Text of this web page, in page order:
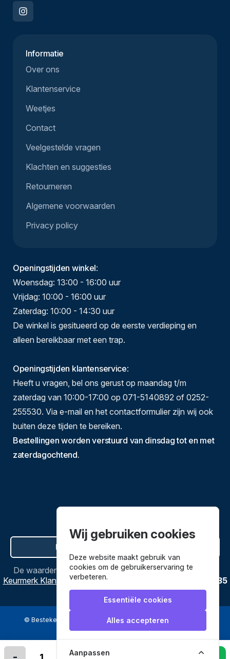
In winkelmandje leggen
Informatie
Over ons
Klantenservice
Weetjes
Contact
Veelgestelde vragen
Klachten en suggesties
Retourneren
Algemene voorwaarden
Privacy policy
Openingstijden winkel:
Woensdag: 13:00 - 16:00 uur
Vrijdag: 10:00 - 16:00 uur
Zaterdag: 10:00 - 14:30 uur
De winkel is gesitueerd op de eerste verdieping en
alleen bereikbaar met een trap.
Openingstijden klantenservice:
Heeft u vragen, bel ons gerust op maandag t/m
zaterdag van 10:00-17:00 op 071-5140892 of 0252-
255530. Via e-mail en het contactformulier zijn wij ook
buiten deze tijden te bereiken.
Bestellingen worden verstuurd van dinsdag tot en met
zaterdagochtend.
Hier de overeenkomst ontbinden
De waardering vanBestekenpannen.nlbijWebwinkel
Keurmerk Klantbeoordelingen
3635
reviews.
© Bestekenpannen.nl 2026 een webshop van
Wij gebruiken cookies
Deze website maakt gebruik van
cookies om de gebruikerservaring te
verbeteren.
Essentiële cookies
Alles accepteren
Aanpassen